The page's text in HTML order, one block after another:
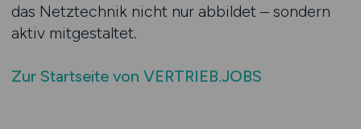
das Netztechnik nicht nur abbildet – sondern
aktiv mitgestaltet.
Zur Startseite von VERTRIEB.JOBS